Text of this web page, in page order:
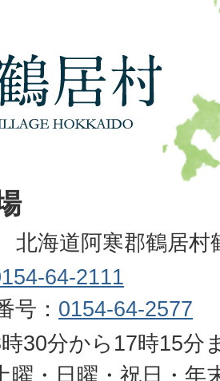
海道阿寒郡鶴居村
64-2111
号： 0154-64-2577
30分から17時15分
曜・日曜・祝日・年